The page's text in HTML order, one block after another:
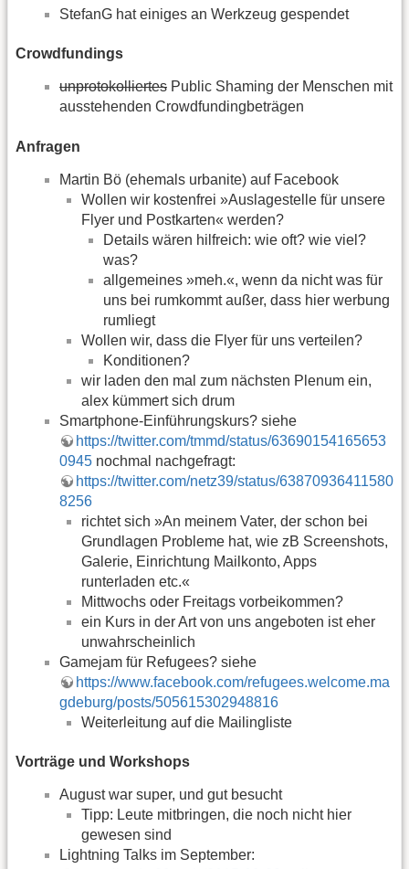
StefanG hat einiges an Werkzeug gespendet
Crowdfundings
unprotokolliertes Public Shaming der Menschen mit
ausstehenden Crowdfundingbeträgen
Anfragen
Martin Bö (ehemals urbanite) auf Facebook
Wollen wir kostenfrei »Auslagestelle für unsere
Flyer und Postkarten« werden?
Details wären hilfreich: wie oft? wie viel?
was?
allgemeines »meh.«, wenn da nicht was für
uns bei rumkommt außer, dass hier werbung
rumliegt
Wollen wir, dass die Flyer für uns verteilen?
Konditionen?
wir laden den mal zum nächsten Plenum ein,
alex kümmert sich drum
Smartphone-Einführungskurs? siehe
https://twitter.com/tmmd/status/63690154165653
0945 nochmal nachgefragt:
https://twitter.com/netz39/status/63870936411580
8256
richtet sich »An meinem Vater, der schon bei
Grundlagen Probleme hat, wie zB Screenshots,
Galerie, Einrichtung Mailkonto, Apps
runterladen etc.«
Mittwochs oder Freitags vorbeikommen?
ein Kurs in der Art von uns angeboten ist eher
unwahrscheinlich
Gamejam für Refugees? siehe
https://www.facebook.com/refugees.welcome.ma
gdeburg/posts/505615302948816
Weiterleitung auf die Mailingliste
Vorträge und Workshops
August war super, und gut besucht
Tipp: Leute mitbringen, die noch nicht hier
gewesen sind
Lightning Talks im September: